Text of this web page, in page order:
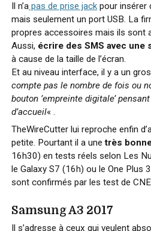
Il n’apas de prise jackpour insérer
mais seulement un port USB. La
propres accessoires mais ils sont
Aussi, écrire des SMS avec une
à cause de la taille de l’écran.
Et au niveau interface, il y a un
compte pas le nombre de fois ou
bouton ’empreinte digitale’
d’accueil« .
TheWireCutter lui reproche enfin
petite. Pourtant il a unetrès
16h30) en tests réels selon Les
le Galaxy S7 (16h) ou le One Plus
sont confirmés par les test de
Samsung A3 2017
Il s’adresse à ceux qui veulent